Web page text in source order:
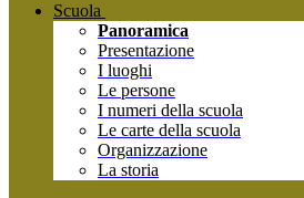
Scuola
Panoramica
Presentazione
I luoghi
Le persone
I numeri della scuola
Le carte della scuola
Organizzazione
La storia